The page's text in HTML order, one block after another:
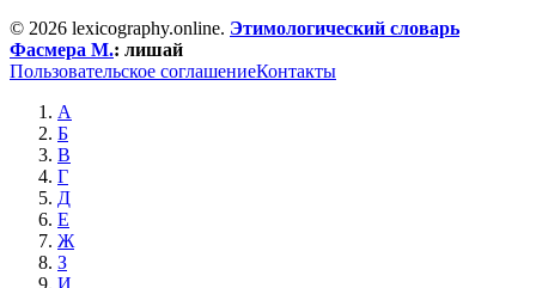
© 2026 lexicography.online. Этимологический словарь
Фасмера М.: лишай
Пользовательское соглашениеКонтакты
А
Б
В
Г
Д
Е
Ж
З